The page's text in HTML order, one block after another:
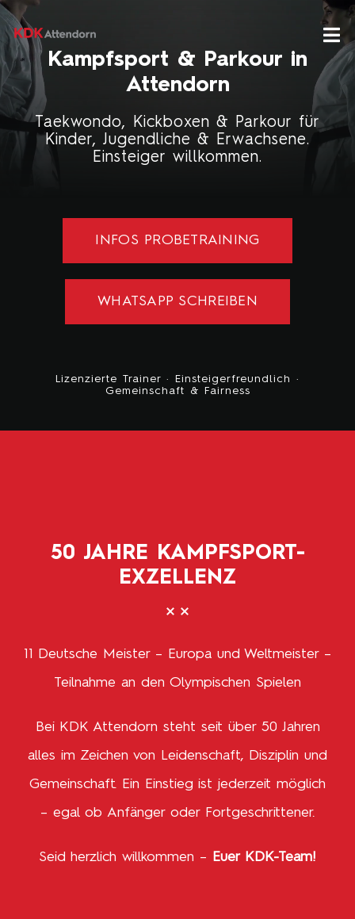
Skip
to
content
Taekwondo
Parkour
Kampfsport & Parkour in
Attendorn
Taekwondo, Kickboxen & Parkour für
Kinder, Jugendliche & Erwachsene.
Einsteiger willkommen.
INFOS PROBETRAINING
WHATSAPP SCHREIBEN
Lizenzierte Trainer · Einsteigerfreundlich ·
Gemeinschaft & Fairness
50 JAHRE KAMPFSPORT-
EXZELLENZ
11 Deutsche Meister – Europa und Weltmeister –
Teilnahme an den Olympischen Spielen
Bei KDK Attendorn steht seit über 50 Jahren
alles im Zeichen von Leidenschaft, Disziplin und
Gemeinschaft. Ein Einstieg ist jederzeit möglich
– egal ob Anfänger oder Fortgeschrittener.
Seid herzlich willkommen – Euer KDK-Team!